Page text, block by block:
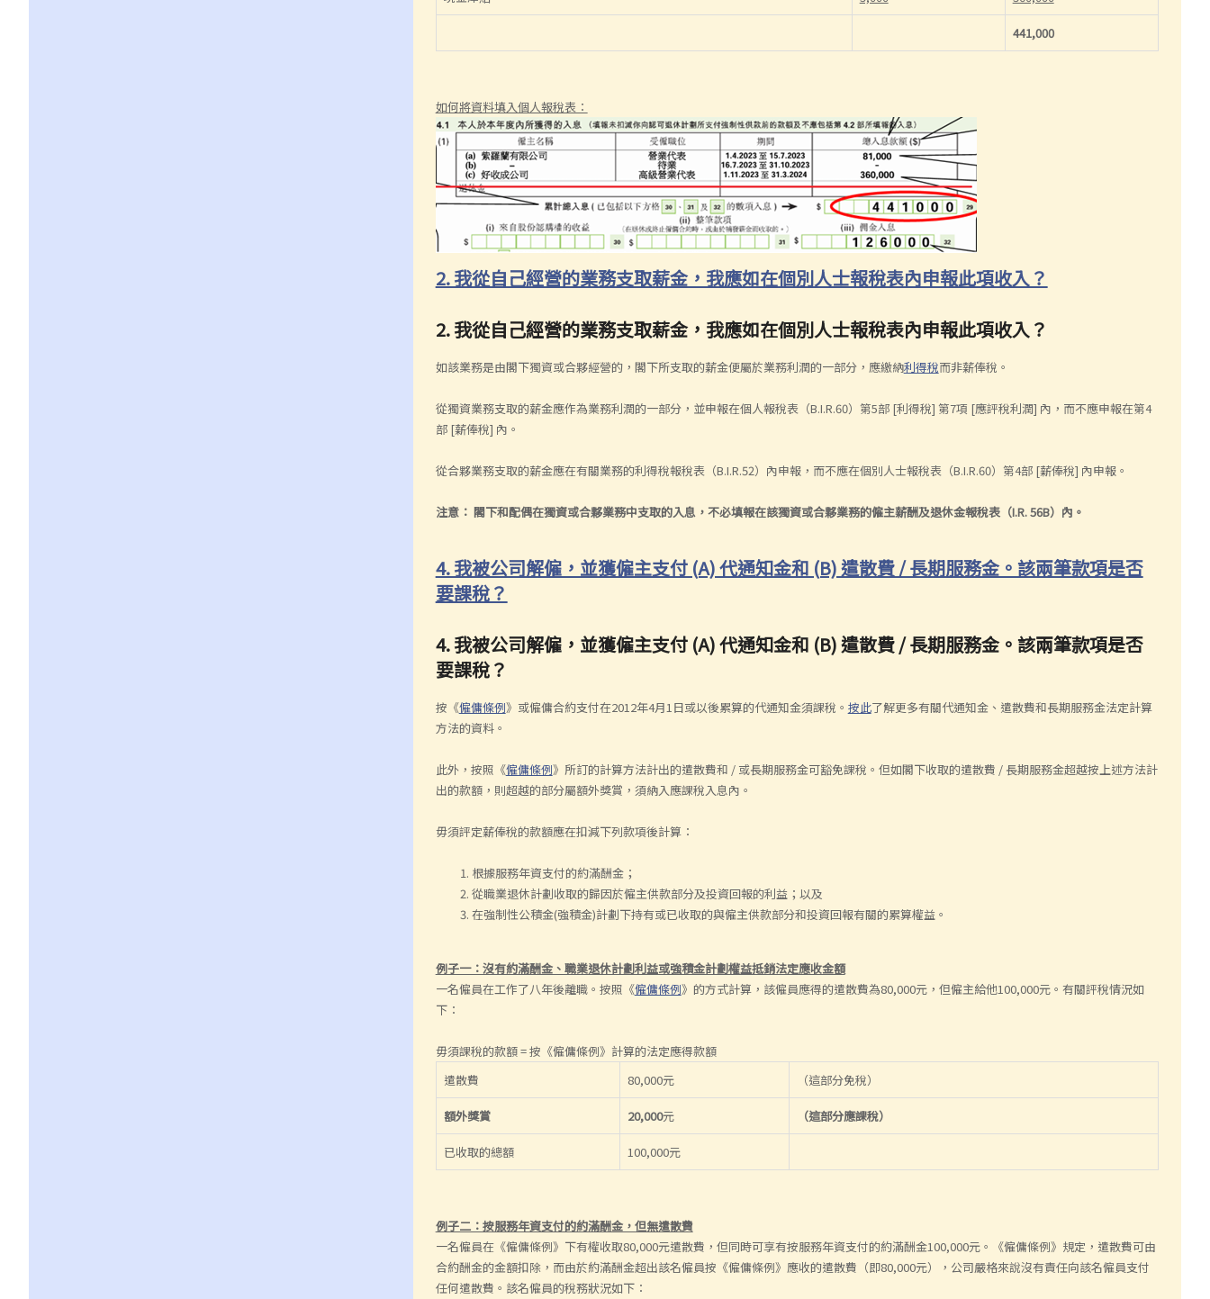
441,000
如何將資料填入個人報稅表：
2. 我從自己經營的業務支取薪金，我應如在個別人士報稅表內申報此項收入？
2. 我從自己經營的業務支取薪金，我應如在個別人士報稅表內申報此項收入？
如該業務是由閣下獨資或合夥經營的，閣下所支取的薪金便屬於業務利潤的一部分，應繳納利得稅而非薪俸稅。
從獨資業務支取的薪金應作為業務利潤的一部分，並申報在個人報稅表（B.I.R.60）第5部 [利得稅] 第7項 [應評稅利潤] 內，而不應申報在第4
部 [薪俸稅] 內。
從合夥業務支取的薪金應在有關業務的利得稅報稅表（B.I.R.52）內申報，而不應在個別人士報稅表（B.I.R.60）第4部 [薪俸稅] 內申報。
注意： 閣下和配偶在獨資或合夥業務中支取的入息，不必填報在該獨資或合夥業務的僱主薪酬及退休金報稅表（I.R. 56B）內。
4. 我被公司解僱，並獲僱主支付 (A) 代通知金和 (B) 遣散費 / 長期服務金。該兩筆款項是否
要課稅？
4. 我被公司解僱，並獲僱主支付 (A) 代通知金和 (B) 遣散費 / 長期服務金。該兩筆款項是否
要課稅？
按《僱傭條例》或僱傭合約支付在2012年4月1日或以後累算的代通知金須課稅。 按此了解更多有關代通知金、遣散費和長期服務金法定計算
方法的資料。
此外，按照《僱傭條例》所訂的計算方法計出的遣散費和 / 或長期服務金可豁免課稅。但如閣下收取的遣散費 / 長期服務金超越按上述方法計
出的款額，則超越的部分屬額外獎賞，須納入應課稅入息內。
毋須評定薪俸稅的款額應在扣減下列款項後計算：
根據服務年資支付的約滿酬金；
從職業退休計劃收取的歸因於僱主供款部分及投資回報的利益；以及
在強制性公積金(強積金)計劃下持有或已收取的與僱主供款部分和投資回報有關的累算權益。
例子一：沒有約滿酬金、職業退休計劃利益或強積金計劃權益抵銷法定應收金額
一名僱員在工作了八年後離職。按照《僱傭條例》的方式計算，該僱員應得的遣散費為80,000元，但僱主給他100,000元。有關評稅情況如
下：
毋須課稅的款額 = 按《僱傭條例》計算的法定應得款額
遣散費
80,000元 （這部分免稅）
額外獎賞 20,000元 （這部分應課稅）
已收取的總額 100,000元
例子二：按服務年資支付的約滿酬金，但無遣散費
一名僱員在《僱傭條例》下有權收取80,000元遣散費，但同時可享有按服務年資支付的約滿酬金100,000元。《僱傭條例》規定，遣散費可由
合約酬金的金額扣除，而由於約滿酬金超出該名僱員按《僱傭條例》應收的遣散費（即80,000元），公司嚴格來說沒有責任向該名僱員支付
任何遣散費。該名僱員的稅務狀況如下：